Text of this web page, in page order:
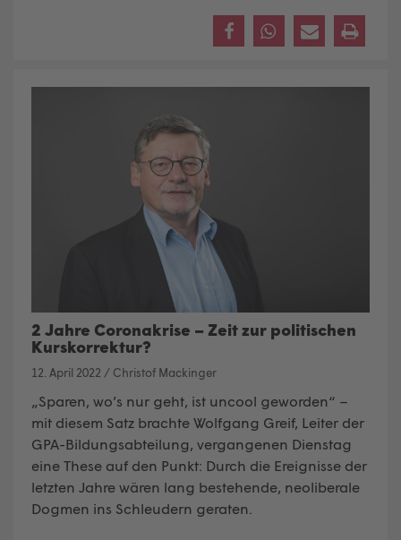
2 Jahre Coronakrise – Zeit zur politischen
Kurskorrektur?
12. April 2022 / Christof Mackinger
„Sparen, wo’s nur geht, ist uncool geworden“ –
mit diesem Satz brachte Wolfgang Greif, Leiter der
GPA-Bildungsabteilung, vergangenen Dienstag
eine These auf den Punkt: Durch die Ereignisse der
letzten Jahre wären lang bestehende, neoliberale
Dogmen ins Schleudern geraten.